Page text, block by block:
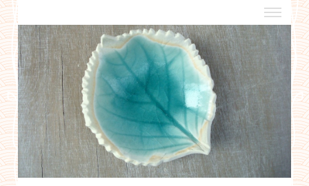
a propos
boutiques de créateurs
contact
politique de confidentialité